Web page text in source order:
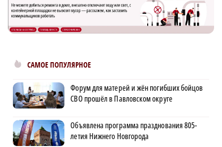
САМОЕ ПОПУЛЯРНОЕ
Форум для матерей и жён погибших бойцов
СВО прошёл в Павловском округе
Объявлена программа празднования 805-
летия Нижнего Новгорода